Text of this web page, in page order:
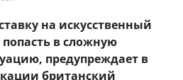
на искусственный
в сложную
предупреждает в
британский